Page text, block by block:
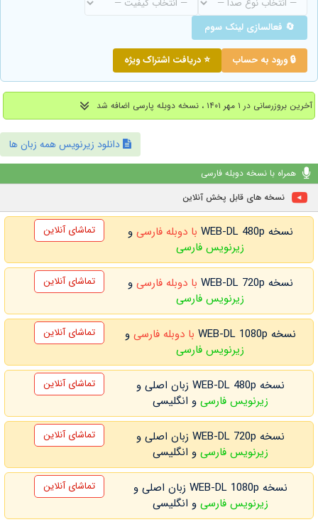
🔄 فعالسازی لینک سوم
🔒 ورود به حساب ⭐ دریافت اشتراک ویژه
آخرین بروزرسانی در ۱ مهر ۱۴۰۱ ، نسخه دوبله پارسی اضافه شد
دانلود زیرنویس همه زبان ها
همراه با نسخه دوبله فارسی
نسخه های قابل پخش آنلاین
نسخه WEB-DL 480p با دوبله فارسی و
زیرنویس فارسی
تماشای آنلاین
نسخه WEB-DL 720p با دوبله فارسی و
زیرنویس فارسی
تماشای آنلاین
نسخه WEB-DL 1080p با دوبله فارسی و
زیرنویس فارسی
تماشای آنلاین
نسخه WEB-DL 480p زبان اصلی و
زیرنویس فارسی و انگلیسی
تماشای آنلاین
نسخه WEB-DL 720p زبان اصلی و
زیرنویس فارسی و انگلیسی
تماشای آنلاین
نسخه WEB-DL 1080p زبان اصلی و
زیرنویس فارسی و انگلیسی
تماشای آنلاین